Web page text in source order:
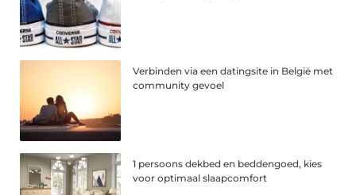
Verbinden via een datingsite in België met
community gevoel
1 persoons dekbed en beddengoed, kies
voor optimaal slaapcomfort